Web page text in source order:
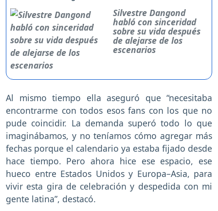
Silvestre Dangond
habló con sinceridad
sobre su vida después
de alejarse de los
escenarios
Al mismo tiempo ella aseguró que “necesitaba
encontrarme con todos esos fans con los que no
pude coincidir. La demanda superó todo lo que
imaginábamos, y no teníamos cómo agregar más
fechas porque el calendario ya estaba fijado desde
hace tiempo. Pero ahora hice ese espacio, ese
hueco entre Estados Unidos y Europa–Asia, para
vivir esta gira de celebración y despedida con mi
gente latina”, destacó.